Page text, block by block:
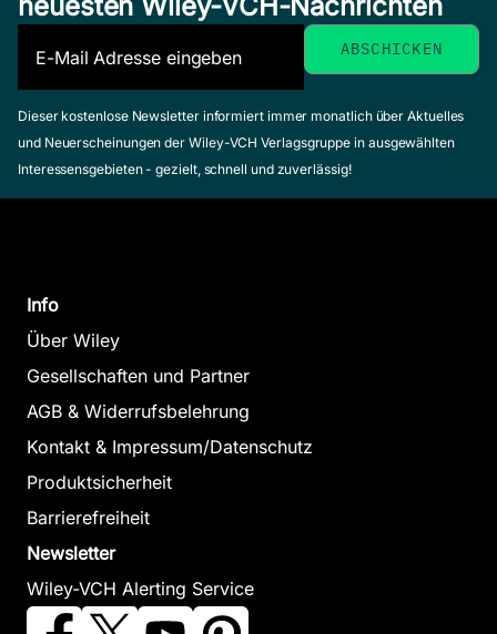
neuesten Wiley-VCH-Nachrichten
Dieser kostenlose Newsletter informiert immer monatlich über Aktuelles
und Neuerscheinungen der Wiley-VCH Verlagsgruppe in ausgewählten
Interessensgebieten - gezielt, schnell und zuverlässig!
Info
Über Wiley
Gesellschaften und Partner
AGB & Widerrufsbelehrung
Kontakt & Impressum/Datenschutz
Produktsicherheit
Barrierefreiheit
Newsletter
Wiley-VCH Alerting Service